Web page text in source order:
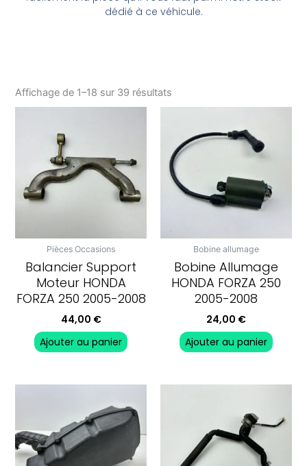
dédié à ce véhicule.
Affichage de 1–18 sur 39 résultats
Pièces Occasions
Balancier Support
Moteur HONDA
FORZA 250 2005-2008
44,00 €
Ajouter au panier
Bobine allumage
Bobine Allumage
HONDA FORZA 250
2005-2008
24,00 €
Ajouter au panier